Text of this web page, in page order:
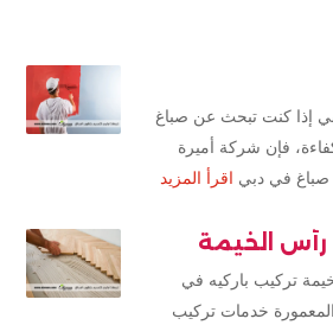
إذا كنت تبحث عن صباغ
فإن شركة أميرة
صباغ في دبي اقرأ المزيد
رأس الخيمة
تركيب باركيه في
خدمات تركيب